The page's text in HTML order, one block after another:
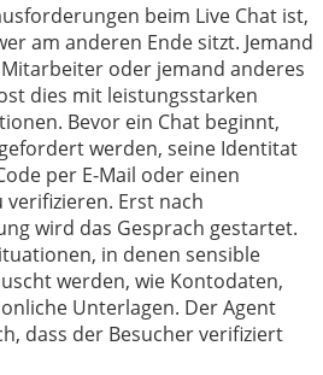
beim Live Chat ist,
am anderen Ende sitzt. Jemand
oder jemand anderes
dies mit leistungsstarken
Bevor ein Chat beginnt,
werden, seine Identitat
per E-Mail oder einen
verifizieren. Erst nach
wird das Gesprach gestartet.
in denen sensible
werden, wie Kontodaten,
Unterlagen. Der Agent
dass der Besucher verifiziert